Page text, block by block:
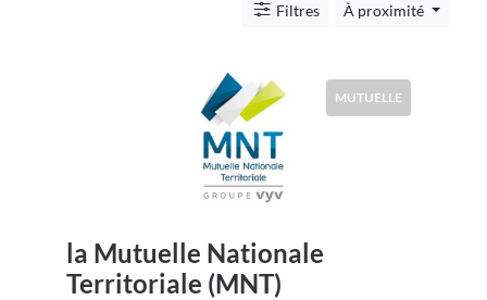
Soumettre
Filtres À proximité
MUTUELLE
la Mutuelle Nationale
Territoriale (MNT)